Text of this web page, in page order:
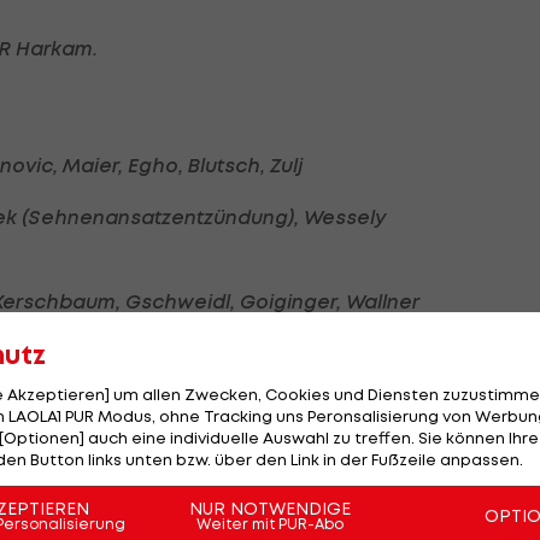
Harkam.
Maier, Egho, Blutsch, Zulj
(Sehnenansatzentzündung), Wessely
Gschweidl, Goiginger, Wallner
(Oberschenkel), Swete (freigestellt)
Akzeptieren] um allen Zwecken, Cookies und Diensten
PUR Modus, ohne Tracking uns Peronsalisierung von
auch eine individuelle Auswahl zu treffen. Sie können
Button links unten bzw. über den Link in der Fußzeile anpassen.
NUR NOTWENDIGE
Weiter mit PUR-Abo